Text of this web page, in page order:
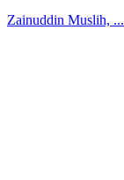
Zainuddin Muslih, ...